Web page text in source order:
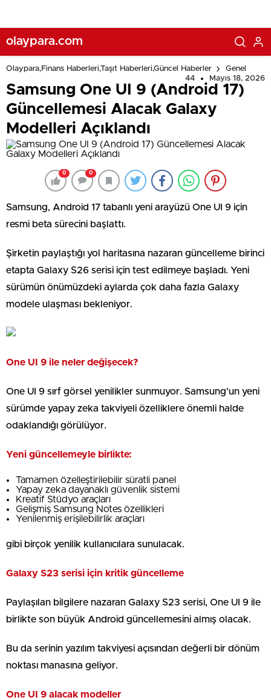
olaypara.com
Olaypara,Finans Haberleri,Taşıt Haberleri,Güncel Haberler
Genel
44
Mayıs 18, 2026
Samsung One UI 9 (Android 17)
Güncellemesi Alacak Galaxy
Modelleri Açıklandı
0 0
Samsung, Android 17 tabanlı yeni arayüzü One UI 9 için
resmi beta sürecini başlattı.
Şirketin paylaştığı yol haritasına nazaran güncelleme birinci
etapta Galaxy S26 serisi için test edilmeye başladı. Yeni
sürümün önümüzdeki aylarda çok daha fazla Galaxy
modele ulaşması bekleniyor.
One UI 9 ile neler değişecek?
One UI 9 sırf görsel yenilikler sunmuyor. Samsung’un yeni
sürümde yapay zeka takviyeli özelliklere önemli halde
odaklandığı görülüyor.
Yeni güncellemeyle birlikte:
Tamamen özelleştirilebilir süratli panel
Yapay zeka dayanaklı güvenlik sistemi
Kreatif Stüdyo araçları
Gelişmiş Samsung Notes özellikleri
Yenilenmiş erişilebilirlik araçları
gibi birçok yenilik kullanıcılara sunulacak.
Galaxy S23 serisi için kritik güncelleme
Paylaşılan bilgilere nazaran Galaxy S23 serisi, One UI 9 ile
birlikte son büyük Android güncellemesini almış olacak.
Bu da serinin yazılım takviyesi açısından değerli bir dönüm
noktası manasına geliyor.
One UI 9 alacak modeller